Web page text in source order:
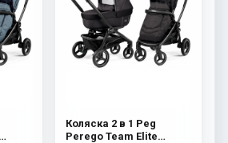
Коляска 2 в 1 Peg
Perego Team Elite